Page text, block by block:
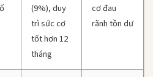
(9%), duy
trì sức cơ
tốt hơn 12
tháng
cơ đau
rãnh tồn dư